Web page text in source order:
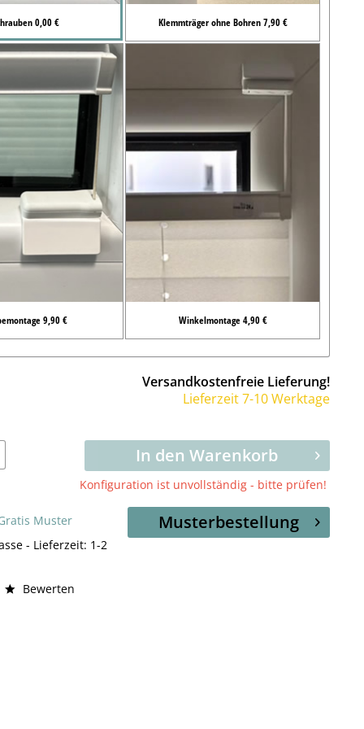
0,00 € Klemmträger ohne Bohren 7,90 €
9,90 € Winkelmontage 4,90 €
Versandkostenfreie Lieferung!
Lieferzeit 7-10 Werktage
In den Warenkorb
Konfiguration ist unvollständig - bitte prüfen!
Musterbestellung
Muster
- Lieferzeit: 1-2
Bewerten